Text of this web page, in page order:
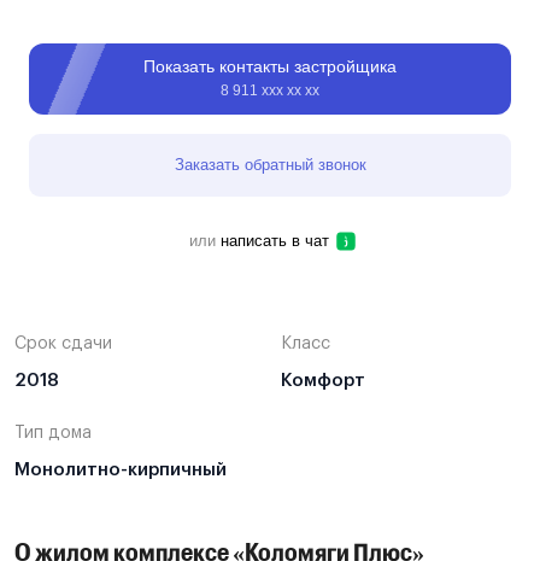
Показать контакты застройщика
8 911 ххх хх хх
Заказать обратный звонок
или написать в чат
Срок сдачи
2018
Класс
Комфорт
Тип дома
Монолитно-кирпичный
О жилом комплексе «Коломяги Плюс»